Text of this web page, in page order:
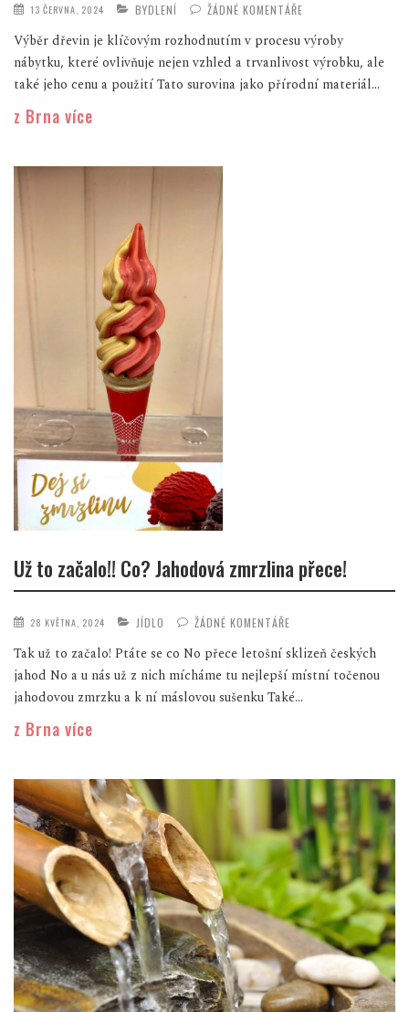
13 ČERVNA, 2024 BYDLENÍ ŽÁDNÉ KOMENTÁŘE
Výběr dřevin je klíčovým rozhodnutím v procesu výroby
nábytku, které ovlivňuje nejen vzhled a trvanlivost výrobku, ale
také jeho cenu a použití Tato surovina jako přírodní materiál...
z Brna více
Už to začalo!! Co? Jahodová zmrzlina přece!
28 KVĚTNA, 2024 JÍDLO ŽÁDNÉ KOMENTÁŘE
Tak už to začalo! Ptáte se co No přece letošní sklizeň českých
jahod No a u nás už z nich mícháme tu nejlepší místní točenou
jahodovou zmrzku a k ní máslovou sušenku Také...
z Brna více